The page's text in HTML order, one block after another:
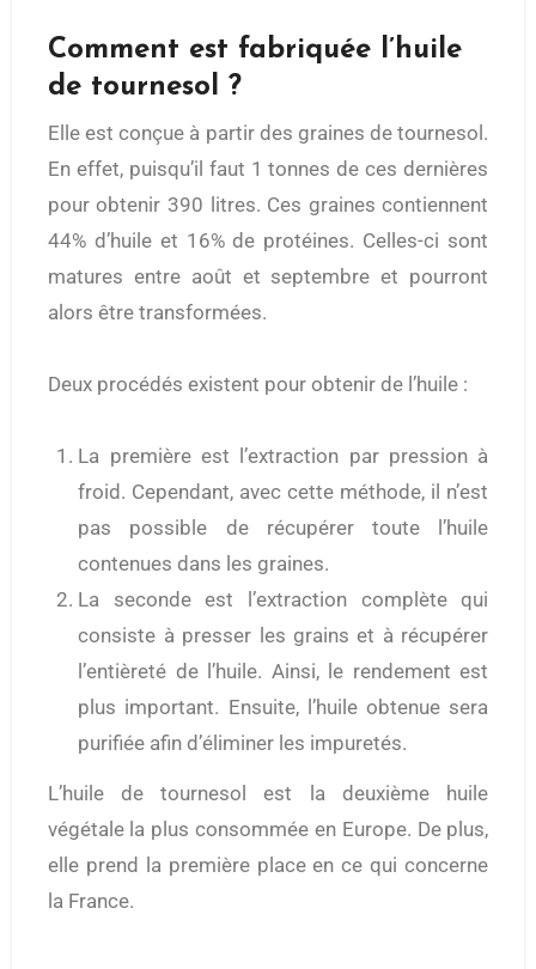
Comment est fabriquée l’huile
de tournesol ?
Elle est conçue à partir des graines de tournesol.
En effet, puisqu’il faut 1 tonnes de ces dernières
pour obtenir 390 litres. Ces graines contiennent
44% d’huile et 16% de protéines. Celles-ci sont
matures entre août et septembre et pourront
alors être transformées.
Deux procédés existent pour obtenir de l’huile :
La première est l’extraction par pression à
froid. Cependant, avec cette méthode, il n’est
pas possible de récupérer toute l’huile
contenues dans les graines.
La seconde est l’extraction complète qui
consiste à presser les grains et à récupérer
l’entièreté de l’huile. Ainsi, le rendement est
plus important. Ensuite, l’huile obtenue sera
purifiée afin d’éliminer les impuretés.
L’huile de tournesol est la deuxième huile
végétale la plus consommée en Europe. De plus,
elle prend la première place en ce qui concerne
la France.